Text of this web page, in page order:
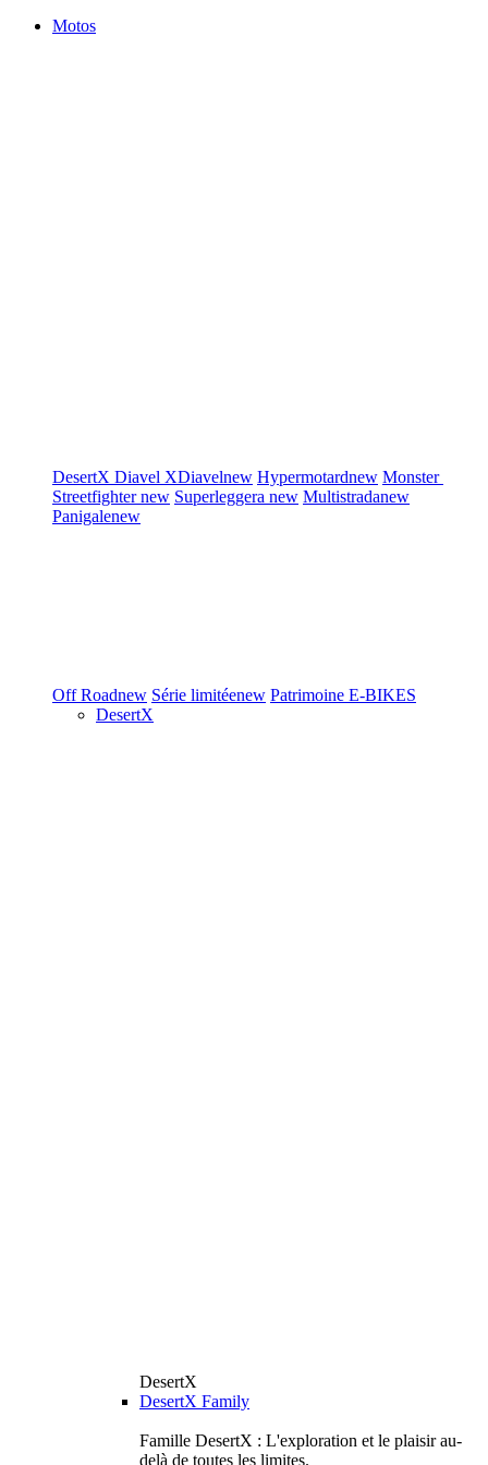
Motos
DesertX Diavel XDiavelnew Hypermotardnew Monster
Streetfighternew Superleggera new Multistradanew
Panigalenew
Off Roadnew Série limitéenew Patrimoine E-BIKES
DesertX
DesertX
DesertX Family
Famille DesertX : L'exploration et le plaisir au-
delà de toutes les limites.